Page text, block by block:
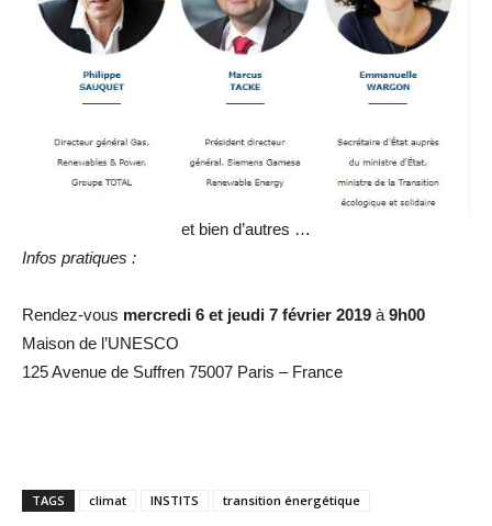
et bien d’autres …
Infos pratiques :
Rendez-vous mercredi 6 et jeudi 7 février 2019 à 9h00
Maison de l’UNESCO
125 Avenue de Suffren 75007 Paris – France
TAGS climat INSTITS transition énergétique